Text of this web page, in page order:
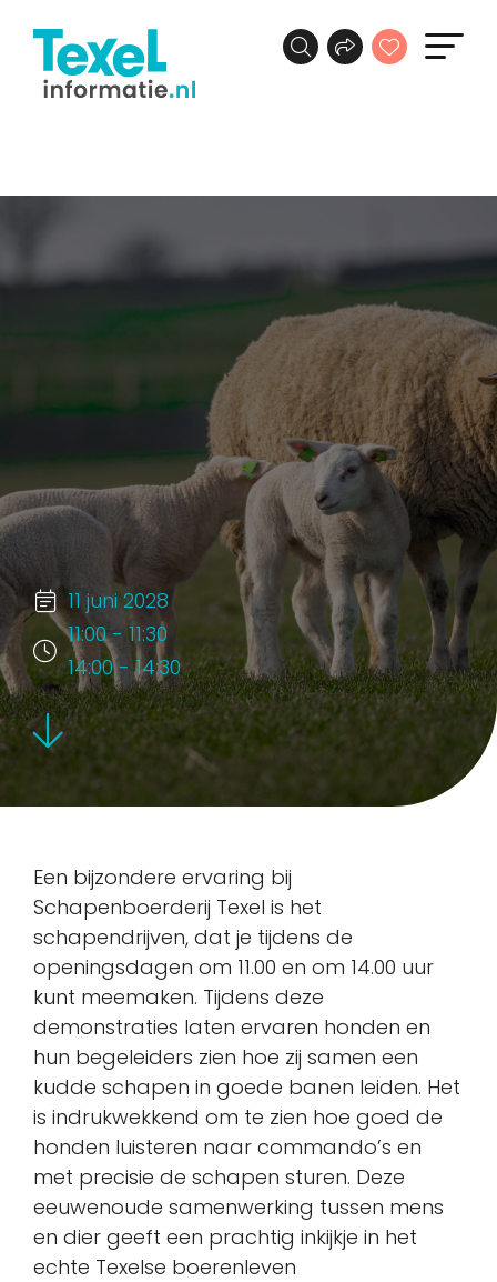
11 juni 2028
11:00 - 11:30
14:00 - 14:30
Een bijzondere ervaring bij
Schapenboerderij Texel is het
schapendrijven, dat je tijdens de
openingsdagen om 11.00 en om 14.00 uur
kunt meemaken. Tijdens deze
demonstraties laten ervaren honden en
hun begeleiders zien hoe zij samen een
kudde schapen in goede banen leiden. Het
is indrukwekkend om te zien hoe goed de
honden luisteren naar commando’s en
met precisie de schapen sturen. Deze
eeuwenoude samenwerking tussen mens
en dier geeft een prachtig inkijkje in het
echte Texelse boerenleven